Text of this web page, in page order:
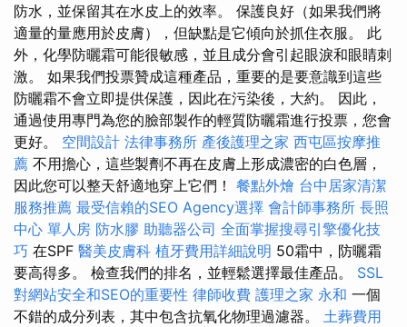
防水，並保留其在水皮上的效率。 保護良好（如果我們將
適量的量應用於皮膚），但缺點是它傾向於抓住衣服。 此
外，化學防曬霜可能很敏感，並且成分會引起眼淚和眼睛刺
激。 如果我們投票贊成這種產品，重要的是要意識到這些
防曬霜不會立即提供保護，因此在污染後，大約。 因此，
通過使用專門為您的臉部製作的輕質防曬霜進行投票，您會
更好。 空間設計 法律事務所 產後護理之家 西屯區按摩推
薦 不用擔心，這些製劑不再在皮膚上形成濃密的白色層，
因此您可以整天舒適地穿上它們！ 餐點外燴 台中居家清潔
服務推薦 最受信賴的SEO Agency選擇 會計師事務所 長照
中心 單人房 防水膠 助聽器公司 全面掌握搜尋引擎優化技
巧 在SPF 醫美皮膚科 植牙費用詳細說明 50霜中，防曬霜
要高得多。 檢查我們的排名，並輕鬆選擇最佳產品。 SSL
對網站安全和SEO的重要性 律師收費 護理之家 永和 一個
不錯的成分列表，其中包含抗氧化物理過濾器。 土葬費用